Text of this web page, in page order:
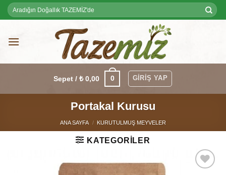
Skip
to
Ara:
Sepet / ₺0,00 0 GIRIŞ YAP
Portakal Kurusu
ANA SAYFA / KURUTULMUŞ MEYVELER
KATEGORILER